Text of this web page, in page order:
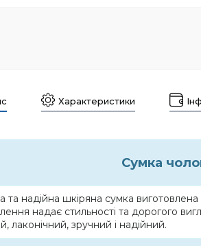
Характеристики
Сумка
та надійна шкіряна сумка
надає стильності та дорогого
лаконічний, зручний і надійний.